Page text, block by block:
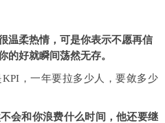
温柔热情，可是你表示不愿再信
的好就瞬间荡然无存。
，一年要拉多少人，要敛多少
会和你浪费什么时间，他还要继